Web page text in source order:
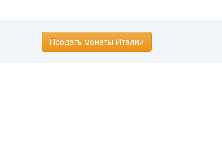
Продать монеты Италии